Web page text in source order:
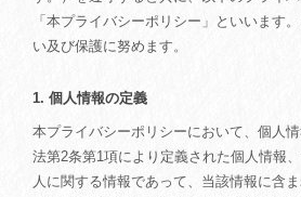
「本プライバシーポリシー」といいます
い及び保護に努めます。
1. 個人情報の定義
本プライバシーポリシーにおいて、個人
法第2条第1項により定義された個人情報
人に関する情報であって、当該情報に含